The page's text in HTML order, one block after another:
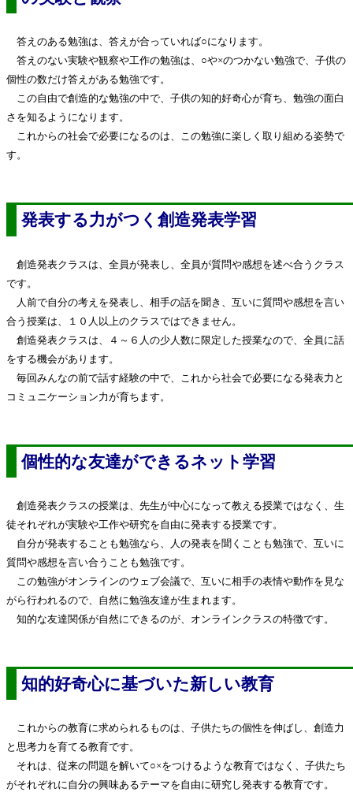
答えのある勉強は、答えが合っていれば○になります。
答えのない実験や観察や工作の勉強は、○や×のつかない勉強で、子供の
個性の数だけ答えがある勉強です。
この自由で創造的な勉強の中で、子供の知的好奇心が育ち、勉強の面白
さを知るようになります。
これからの社会で必要になるのは、この勉強に楽しく取り組める姿勢で
す。
発表する力がつく創造発表学習
創造発表クラスは、全員が発表し、全員が質問や感想を述べ合うクラス
です。
人前で自分の考えを発表し、相手の話を聞き、互いに質問や感想を言い
合う授業は、１０人以上のクラスではできません。
創造発表クラスは、４～６人の少人数に限定した授業なので、全員に話
をする機会があります。
毎回みんなの前で話す経験の中で、これから社会で必要になる発表力と
コミュニケーション力が育ちます。
個性的な友達ができるネット学習
創造発表クラスの授業は、先生が中心になって教える授業ではなく、生
徒それぞれが実験や工作や研究を自由に発表する授業です。
自分が発表することも勉強なら、人の発表を聞くことも勉強で、互いに
質問や感想を言い合うことも勉強です。
この勉強がオンラインのウェブ会議で、互いに相手の表情や動作を見な
がら行われるので、自然に勉強友達が生まれます。
知的な友達関係が自然にできるのが、オンラインクラスの特徴です。
知的好奇心に基づいた新しい教育
これからの教育に求められるものは、子供たちの個性を伸ばし、創造力
と思考力を育てる教育です。
それは、従来の問題を解いて○×をつけるような教育ではなく、子供たち
がそれぞれに自分の興味あるテーマを自由に研究し発表する教育です。